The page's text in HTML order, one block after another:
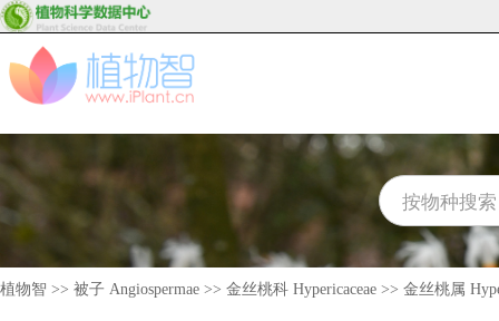
植物智 >> 被子 Angiospermae >> 金丝桃科 Hypericaceae >> 金丝桃属